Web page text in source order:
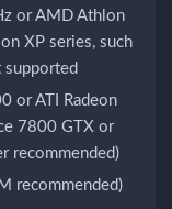
or AMD Athlon
XP series, such
supported
or ATI Radeon
7800 GTX or
recommended)
recommended)